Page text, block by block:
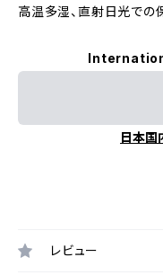
高温多湿、直射日光での
日本国
レビュー